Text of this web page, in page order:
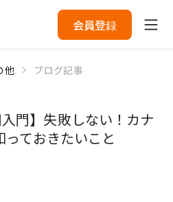
会員登録
他 ブログ記事
門】失敗しない！カナ
ておきたいこと